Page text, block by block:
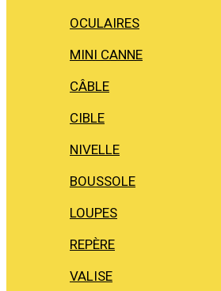
OCULAIRES
MINI CANNE
CÂBLE
CIBLE
NIVELLE
BOUSSOLE
LOUPES
REPÈRE
VALISE